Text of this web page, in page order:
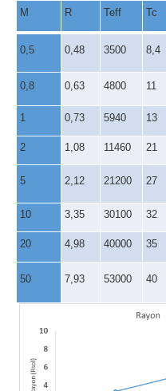
M R Teff Tc
0,5 0,48 3500 8,4
0,8 0,63 4800 11
1 0,73 5940 13
2 1,08 11460 21
5 2,12 21200 27
10 3,35 30100 32
20 4,98 40000 35
50 7,93 53000 40